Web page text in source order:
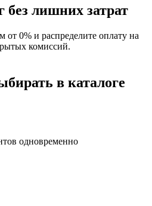
без лишних затрат
0% и распределите оплату на
комиссий.
в каталоге
одновременно